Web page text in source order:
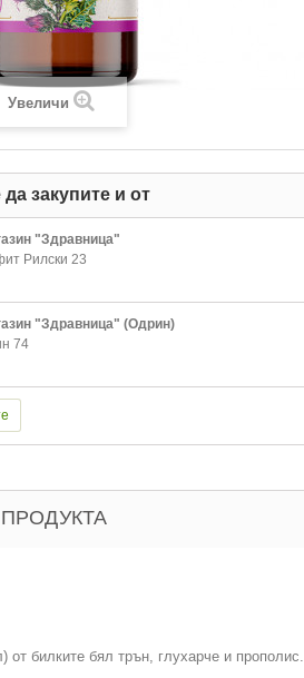
Увеличи
закупите и от
"Здравница"
Рилски 23
"Здравница" (Одрин)
74
от билките бял трън, глухарче и прополис.